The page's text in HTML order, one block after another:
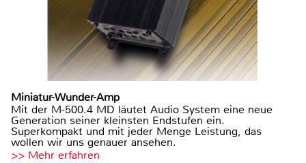
Miniatur-Wunder-Amp
Mit der M-500.4 MD läutet Audio System eine neue
Generation seiner kleinsten Endstufen ein.
Superkompakt und mit jeder Menge Leistung, das
wollen wir uns genauer ansehen.
>> Mehr erfahren